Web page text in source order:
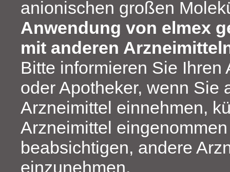
anionischen großen
Anwendung von elmex
mit anderen
Bitte informieren Sie Ihren
oder Apotheker, wenn Sie
Arzneimittel einnehmen,
Arzneimittel
beabsichtigen, andere
einzunehmen.